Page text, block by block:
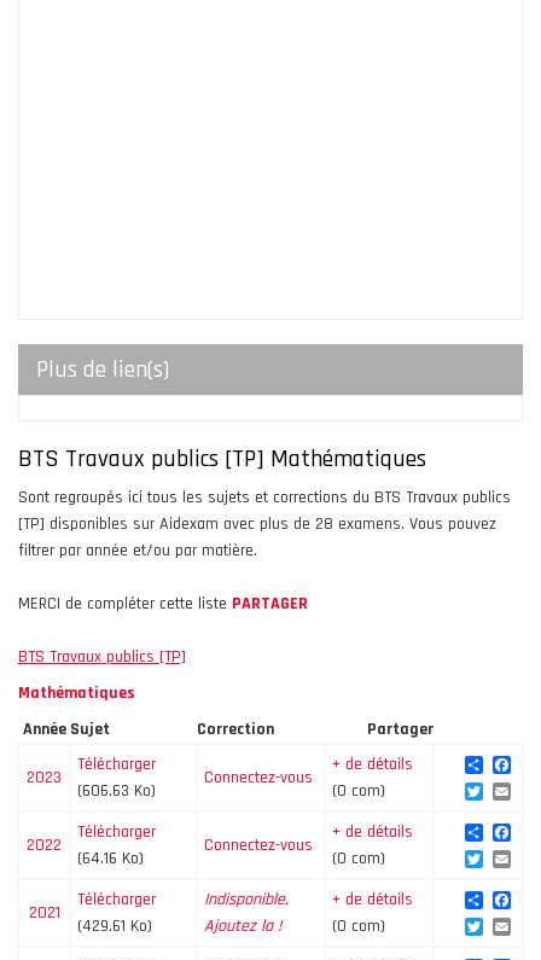
Plus de lien(s)
BTS Travaux publics [TP] Mathématiques
Sont regroupés ici tous les sujets et corrections du BTS Travaux publics
[TP] disponibles sur Aidexam avec plus de 28 examens. Vous pouvez
filtrer par année et/ou par matière.
MERCI de compléter cette liste PARTAGER
BTS Travaux publics [TP]
Mathématiques
Année Sujet Correction Partager
2023
Télécharger
(606.63 Ko)
Connectez-vous
+ de détails
(0 com)
Share
Twitter
2022
Télécharger
(64.16 Ko)
Connectez-vous
+ de détails
(0 com)
Share
Twitter
2021
Télécharger
(429.61 Ko)
Indisponible,
Ajoutez la !
+ de détails
(0 com)
Share
Twitter